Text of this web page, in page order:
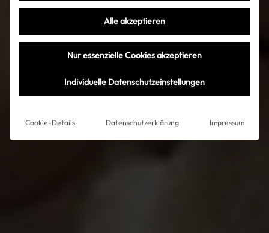
Alle akzeptieren
Nur essenzielle Cookies akzeptieren
Individuelle Datenschutzeinstellungen
Cookie-Details Datenschutzerklärung Impressum